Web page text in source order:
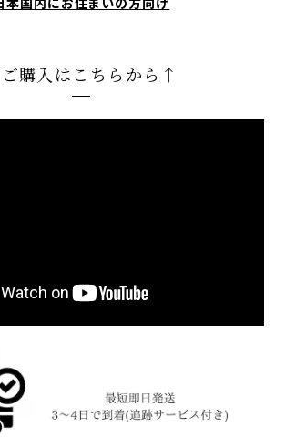
本国内にお住まいの方向け
購入はこちらから↑